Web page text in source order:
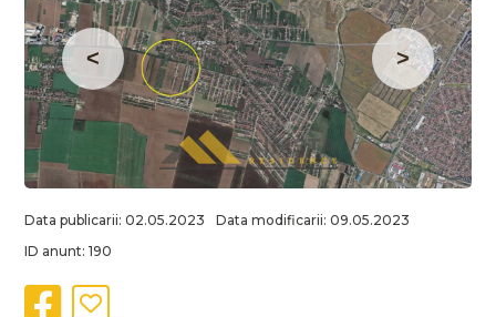
Data publicarii: 02.05.2023
Data modificarii: 09.05.2023
ID anunt: 190